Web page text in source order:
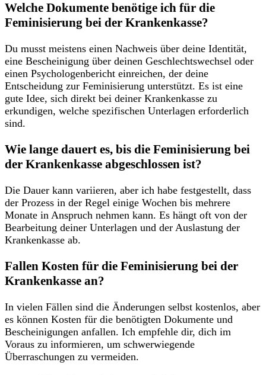
Welche Dokumente benötige ich für​ die
‌Feminisierung⁢ bei⁢ der ​Krankenkasse?
Du musst meistens einen Nachweis über deine Identität,
eine Bescheinigung über deinen Geschlechtswechsel oder
einen Psychologenbericht einreichen, der deine⁤
Entscheidung⁣ zur⁢ Feminisierung⁣ unterstützt. Es ist eine
gute Idee, ‍sich ⁣direkt bei deiner Krankenkasse zu
erkundigen, welche spezifischen Unterlagen erforderlich
sind.
Wie lange dauert es, bis die Feminisierung bei‍
der⁢ Krankenkasse abgeschlossen ist?
Die Dauer kann variieren, aber⁣ ich habe festgestellt, dass
der Prozess in der⁤ Regel​ einige Wochen bis ‌mehrere
Monate in‌ Anspruch nehmen kann. Es ​hängt oft⁤ von⁣ der
Bearbeitung deiner Unterlagen und der Auslastung der
Krankenkasse ab.
Fallen Kosten für die Feminisierung bei der
Krankenkasse an?
In vielen Fällen sind die Änderungen selbst ‍kostenlos, aber
es können Kosten für die benötigten‌ Dokumente und
Bescheinigungen anfallen. Ich empfehle⁢ dir, dich im
Voraus zu informieren, um ​schwerwiegende
Überraschungen zu‍ vermeiden.